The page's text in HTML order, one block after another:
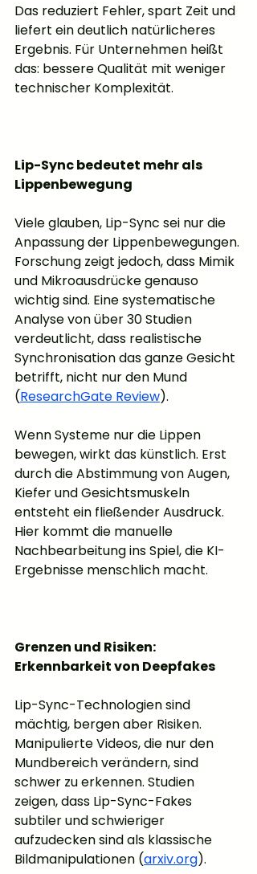
Das reduziert Fehler, spart Zeit und
liefert ein deutlich natürlicheres
Ergebnis. Für Unternehmen heißt
das: bessere Qualität mit weniger
technischer Komplexität.
Lip-Sync bedeutet mehr als
Lippenbewegung
Viele glauben, Lip-Sync sei nur die
Anpassung der Lippenbewegungen.
Forschung zeigt jedoch, dass Mimik
und Mikroausdrücke genauso
wichtig sind. Eine systematische
Analyse von über 30 Studien
verdeutlicht, dass realistische
Synchronisation das ganze Gesicht
betrifft, nicht nur den Mund
(ResearchGate Review).
Wenn Systeme nur die Lippen
bewegen, wirkt das künstlich. Erst
durch die Abstimmung von Augen,
Kiefer und Gesichtsmuskeln
entsteht ein fließender Ausdruck.
Hier kommt die manuelle
Nachbearbeitung ins Spiel, die KI-
Ergebnisse menschlich macht.
Grenzen und Risiken:
Erkennbarkeit von Deepfakes
Lip-Sync-Technologien sind
mächtig, bergen aber Risiken.
Manipulierte Videos, die nur den
Mundbereich verändern, sind
schwer zu erkennen. Studien
zeigen, dass Lip-Sync-Fakes
subtiler und schwieriger
aufzudecken sind als klassische
Bildmanipulationen (arxiv.org).